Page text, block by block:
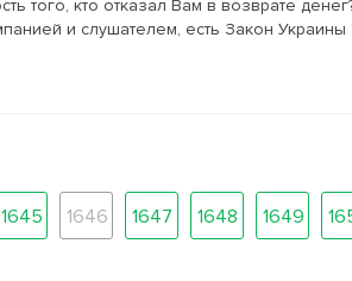
того, кто отказал Вам в возврате
и слушателем, есть Закон
1645 1646 1647 1648 1649